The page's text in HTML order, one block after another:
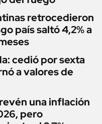
retrocedieron
país saltó 4,2% a
cedió por sexta
a valores de
una inflación
pero